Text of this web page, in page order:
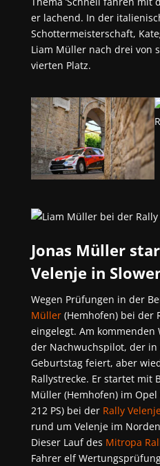
er lachend. In der
Schottermeisterschaft,
Liam Müller nach drei von
vierten Platz.
Jonas Müller
Velenje in
Wegen Prüfungen in der
Müller(Hemhofen) bei der
eingelegt. Am kommenden
der Nachwuchspilot, der in
Geburtstag feiert, aber
Rallystrecke. Er startet mit
Müller (Hemhofen) im Opel
212 PS) bei der Rally
rund um Velenje im
Dieser Lauf des Mitropa
Fahrer elf